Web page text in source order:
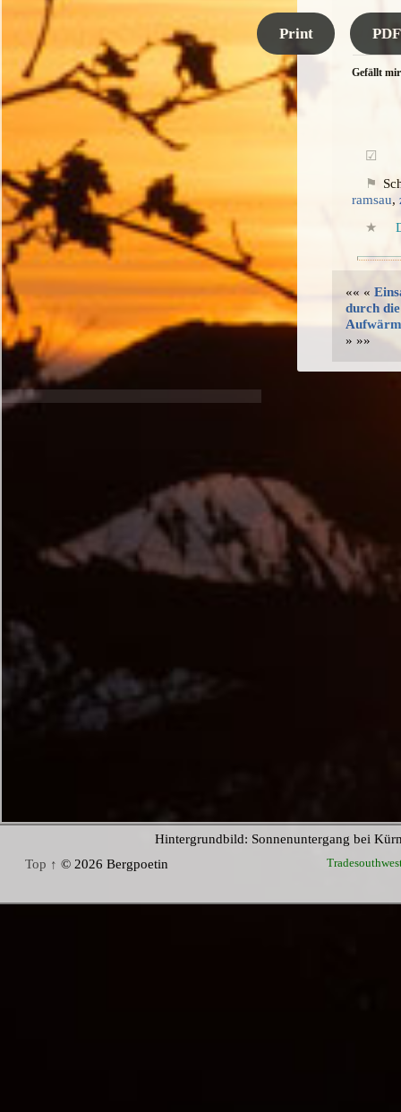
Print PDF
Gefällt
ramsau,
«« «
durch
» »»
Hintergrundbild: Sonnenuntergang bei
Top ↑ © 2026 Bergpoetin